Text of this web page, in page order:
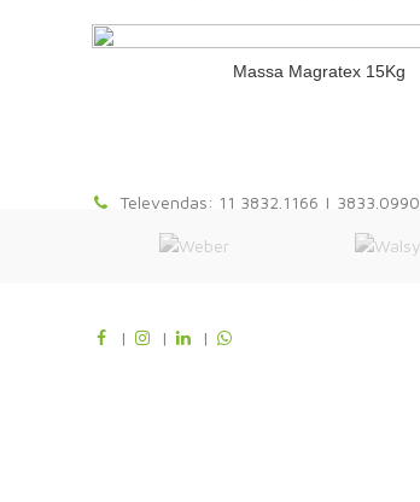
Massa Magratex 15Kg
Televendas: 11 3832.1166 | 3833.0990
11 97100-0141
| | |